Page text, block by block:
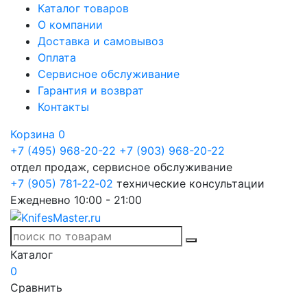
Каталог товаров
О компании
Доставка и самовывоз
Оплата
Сервисное обслуживание
Гарантия и возврат
Контакты
Корзина 0
+7 (495) 968-20-22 +7 (903) 968-20-22
отдел продаж, сервисное обслуживание
+7 (905) 781‑22‑02 технические консультации
Ежедневно 10:00 - 21:00
Каталог
0
Сравнить